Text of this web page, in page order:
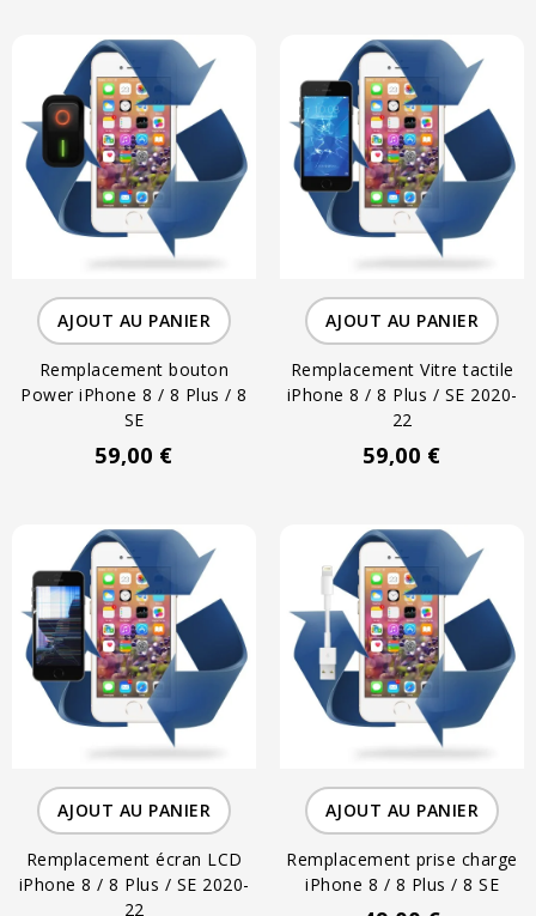
AJOUT AU PANIER
Remplacement bouton
Power iPhone 8 / 8 Plus / 8
SE
59,00 €
AJOUT AU PANIER
Remplacement Vitre tactile
iPhone 8 / 8 Plus / SE 2020-
22
59,00 €
AJOUT AU PANIER
Remplacement écran LCD
iPhone 8 / 8 Plus / SE 2020-
22
AJOUT AU PANIER
Remplacement prise charge
iPhone 8 / 8 Plus / 8 SE